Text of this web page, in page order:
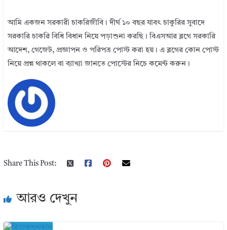
আমি একজন সরকারী চাকরিজীবি। দীর্ঘ ১০ বছর যাবৎ চাকুরির সুবাদে
সরকারি চাকরি বিধি বিধান নিয়ে পড়াশুনা করছি। বিএসআর ব্লগে সরকারি
আদেশ, গেজেট, প্রজ্ঞাপন ও পরিপত্র পোস্ট করা হয়। এ ব্লগের কোন পোস্ট
নিয়ে প্রশ্ন থাকলে বা ব্যাখ্যা জানতে পোস্টের নিচে কমেন্ট করুন।
Share This Post:
আরও দেখুন